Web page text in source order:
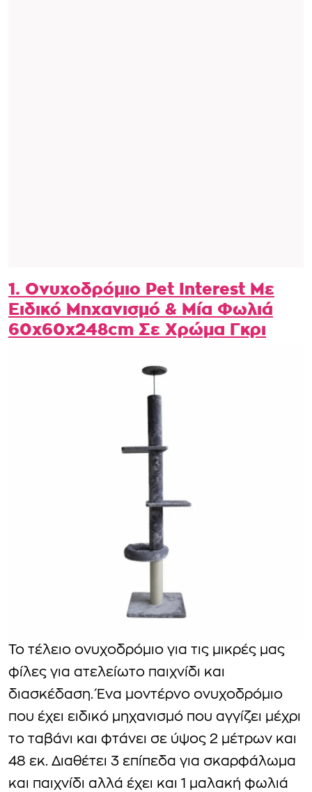
1. Oνυχοδρόμιο Pet Interest Με
Ειδικό Μηχανισμό & Μία Φωλιά
60x60x248cm Σε Χρώμα Γκρι
Το τέλειο ονυχοδρόμιο για τις μικρές μας
φίλες για ατελείωτο παιχνίδι και
διασκέδαση. Ένα μοντέρνο ονυχοδρόμιο
που έχει ειδικό μηχανισμό που αγγίζει μέχρι
το ταβάνι και φτάνει σε ύψος 2 μέτρων και
48 εκ. Διαθέτει 3 επίπεδα για σκαρφάλωμα
και παιχνίδι αλλά έχει και 1 μαλακή φωλιά